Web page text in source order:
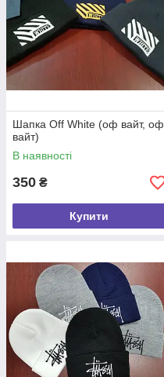
Шапка Off White (оф вайт, оф
вайт)
В наявності
350 ₴
Купити